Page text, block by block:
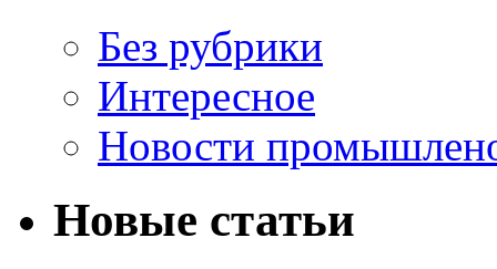
Без рубрики
Интересное
Новости
Новые статьи